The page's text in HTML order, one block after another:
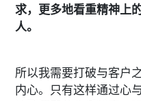
求，更多地看重精神上
人。
所以我需要打破与客户
内心。只有这样通过心